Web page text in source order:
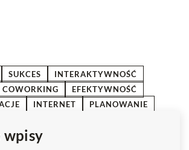
SUKCES
INTERAKTYWNOŚĆ
COWORKING
EFEKTYWNOŚĆ
INTERNET PLANOWANIE
wpisy